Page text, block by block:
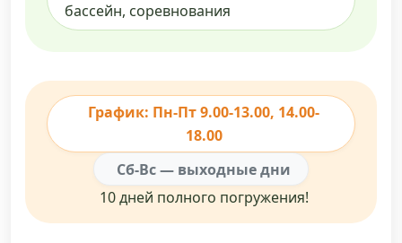
бассейн, соревнования
График: Пн-Пт 9.00-13.00, 14.00-
18.00
Сб-Вс — выходные дни
10 дней полного погружения!